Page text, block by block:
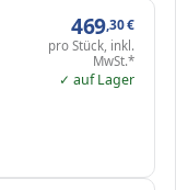
469,30€
pro Stück, inkl.
MwSt.*
✓ auf Lager